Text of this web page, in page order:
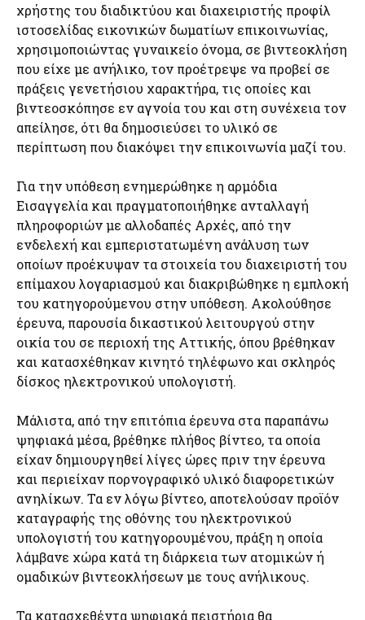
χρήστης του διαδικτύου και διαχειριστής προφίλ
ιστοσελίδας εικονικών δωματίων επικοινωνίας,
χρησιμοποιώντας γυναικείο όνομα, σε βιντεοκλήση
που είχε με ανήλικο, τον προέτρεψε να προβεί σε
πράξεις γενετήσιου χαρακτήρα, τις οποίες και
βιντεοσκόπησε εν αγνοία του και στη συνέχεια τον
απείλησε, ότι θα δημοσιεύσει το υλικό σε
περίπτωση που διακόψει την επικοινωνία μαζί του.
Για την υπόθεση ενημερώθηκε η αρμόδια
Εισαγγελία και πραγματοποιήθηκε ανταλλαγή
πληροφοριών με αλλοδαπές Αρχές, από την
ενδελεχή και εμπεριστατωμένη ανάλυση των
οποίων προέκυψαν τα στοιχεία του διαχειριστή του
επίμαχου λογαριασμού και διακριβώθηκε η εμπλοκή
του κατηγορούμενου στην υπόθεση. Ακολούθησε
έρευνα, παρουσία δικαστικού λειτουργού στην
οικία του σε περιοχή της Αττικής, όπου βρέθηκαν
και κατασχέθηκαν κινητό τηλέφωνο και σκληρός
δίσκος ηλεκτρονικού υπολογιστή.
Μάλιστα, από την επιτόπια έρευνα στα παραπάνω
ψηφιακά μέσα, βρέθηκε πλήθος βίντεο, τα οποία
είχαν δημιουργηθεί λίγες ώρες πριν την έρευνα
και περιείχαν πορνογραφικό υλικό διαφορετικών
ανηλίκων. Τα εν λόγω βίντεο, αποτελούσαν προϊόν
καταγραφής της οθόνης του ηλεκτρονικού
υπολογιστή του κατηγορουμένου, πράξη η οποία
λάμβανε χώρα κατά τη διάρκεια των ατομικών ή
ομαδικών βιντεοκλήσεων με τους ανήλικους.
Τα κατασχεθέντα ψηφιακά πειστήρια θα